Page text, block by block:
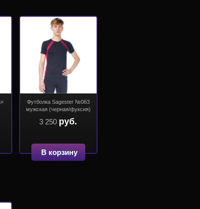
Футболка Sagester №063
мужская (черная/фуксия)
3 250 руб.
В корзину